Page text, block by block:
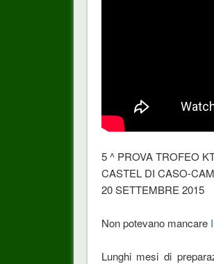
5 ^ PROVA TROFEO
CASTEL DI CASO-
20 SETTEMBRE 2015
Non potevano mancareI
Lunghi mesi di